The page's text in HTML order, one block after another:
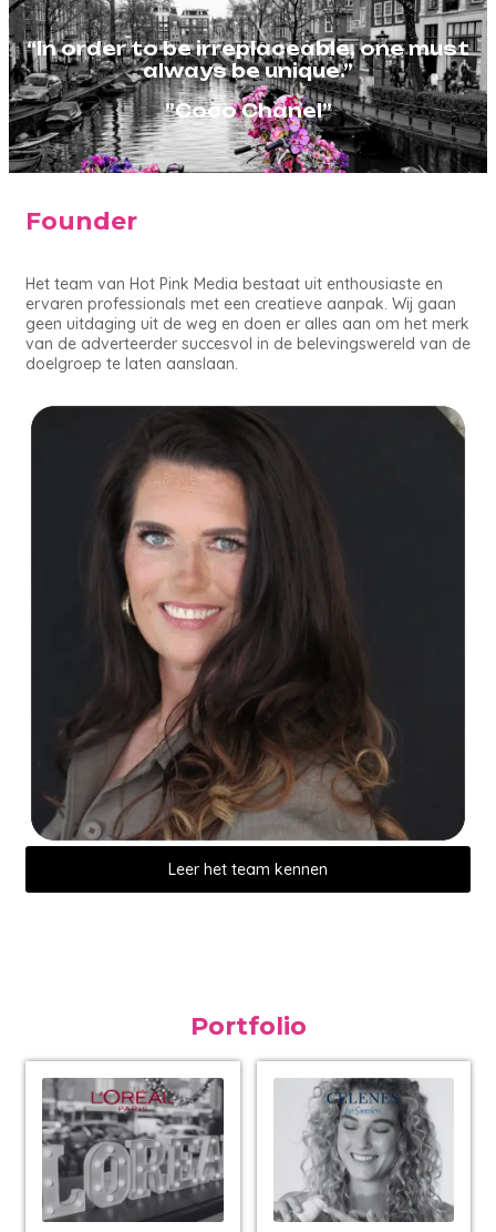
“In order to be irreplaceable, one must
always be unique.”
”Coco Chanel”
Founder
Het team van Hot Pink Media bestaat uit enthousiaste en
ervaren professionals met een creatieve aanpak. Wij gaan
geen uitdaging uit de weg en doen er alles aan om het merk
van de adverteerder succesvol in de belevingswereld van de
doelgroep te laten aanslaan.
Leer het team kennen
Portfolio